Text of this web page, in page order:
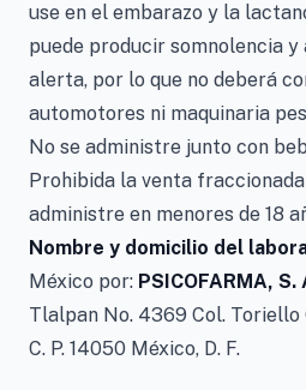
use en el embarazo y la
puede producir somnolencia
alerta, por lo que no deberá
automotores ni maquinaria
No se administre junto con
Prohibida la venta
administre en menores de 18
Nombre y domicilio del
México por: PSICOFARMA, S.
Tlalpan No. 4369 Col.
C. P. 14050 México, D. F.